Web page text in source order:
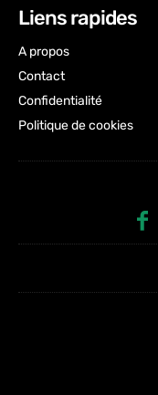
Liens rapides
A propos
Contact
Confidentialité
Politique de cookies